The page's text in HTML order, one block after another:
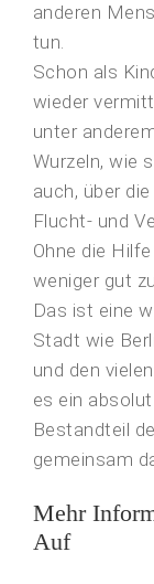
anderen
tun.
Schon als
wieder
unter
Wurzeln, wie
auch, über
Flucht- und
Ohne die
weniger gut
Das ist eine
Stadt wie
und den
es ein
Bestandteil
gemeinsam
Mehr
Auf